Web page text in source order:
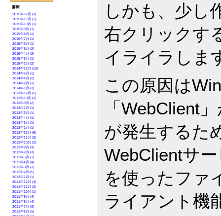
書庫
2015年12月 (3)
2015年11月 (1)
2015年10月 (1)
2015年9月 (1)
2015年8月 (1)
2015年7月 (1)
2015年6月 (1)
2015年5月 (2)
2015年4月 (2)
2015年3月 (1)
2015年2月 (2)
2014年12月 (13)
2014年5月 (1)
2014年4月 (2)
2014年2月 (1)
2014年1月 (3)
2013年12月 (5)
2013年10月 (2)
2013年9月 (2)
2013年7月 (1)
2013年6月 (1)
2013年4月 (1)
2013年3月 (1)
2013年1月 (1)
2012年12月 (5)
2012年11月 (3)
2012年10月 (2)
2012年9月 (3)
2012年7月 (3)
2012年5月 (1)
2012年4月 (4)
2012年3月 (1)
2012年2月 (5)
2012年1月 (1)
2011年12月 (4)
2011年11月 (2)
2011年10月 (1)
2011年9月 (4)
2011年8月 (4)
2011年7月 (3)
2011年6月 (1)
しかも、少し
右クリックす
イライラしま
この原因は
「WebClient
が発生するた
WebClientサ
を使ったファ
ライアント機